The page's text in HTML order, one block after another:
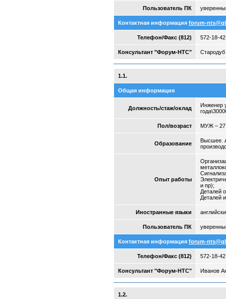
Пользователь ПК
Контактная информация forum-
Телефон/Факс (812) 572-18-
Консультант "Форум-НТС"
1.1.
Общая информация
Должность/стаж/оклад
Инженер
Пол/возраст МУЖ – 27
Образование
Высшее.
Опыт работы
и пр);
Деталей
Деталей
Иностранные языки
Пользователь ПК
Контактная информация forum-
Телефон/Факс (812) 572-18-
Консультант "Форум-НТС" Иванов
1.2.